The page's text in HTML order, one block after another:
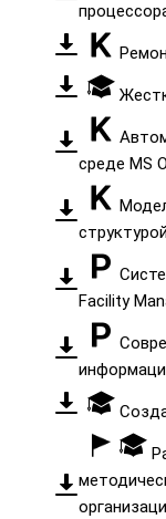
среде MS
структурой
Facility